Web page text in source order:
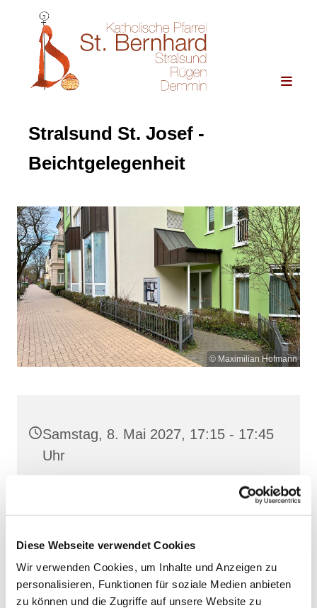
Diese Webseite verwendet Cookies
Wir verwenden Cookies, um Inhalte und Anzeigen zu
personalisieren, Funktionen für soziale Medien anbieten
zu können und die Zugriffe auf unsere Website zu
Stralsund St. Josef -
Beichtgelegenheit
© Maximilian Hofmann
Samstag, 8. Mai 2027, 17:15 - 17:45
Uhr
St. Josef, Stralsund, Jungfernstieg
3A, 18437 Stralsund